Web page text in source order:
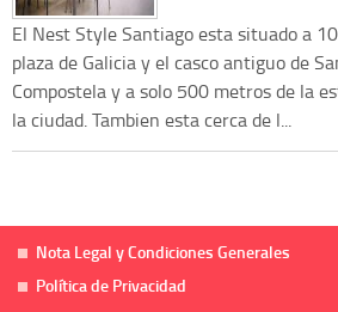
El Nest Style Santiago esta situado a
plaza de Galicia y el casco antiguo de
Compostela y a solo 500 metros de la
la ciudad. Tambien esta cerca de l...
Nota Legal y Condiciones Generales
Política de Privacidad